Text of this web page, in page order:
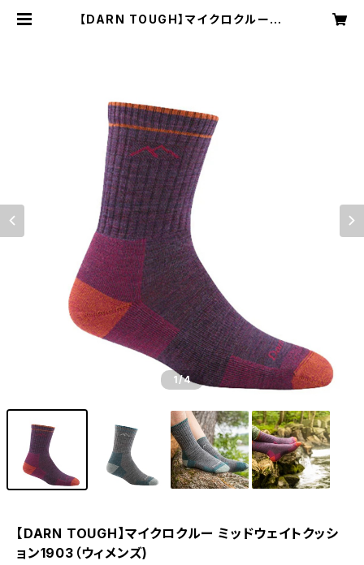
【DARN TOUGH】マイクロクルー ミ
1/4
【DARN TOUGH】マイクロクルー ミッドウェイトクッシ
ョン1903（ウィメンズ)